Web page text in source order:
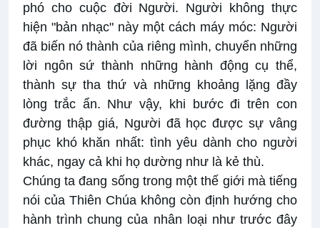
phó cho cuộc đời Người. Người không thực
hiện "bản nhạc" này một cách máy móc: Người
đã biến nó thành của riêng mình, chuyển những
lời ngôn sứ thành những hành động cụ thể,
thành sự tha thứ và những khoảng lặng đầy
lòng trắc ẩn. Như vậy, khi bước đi trên con
đường thập giá, Người đã học được sự vâng
phục khó khăn nhất: tình yêu dành cho người
khác, ngay cả khi họ dường như là kẻ thù.
Chúng ta đang sống trong một thế giới mà tiếng
nói của Thiên Chúa không còn định hướng cho
hành trình chung của nhân loại như trước đây